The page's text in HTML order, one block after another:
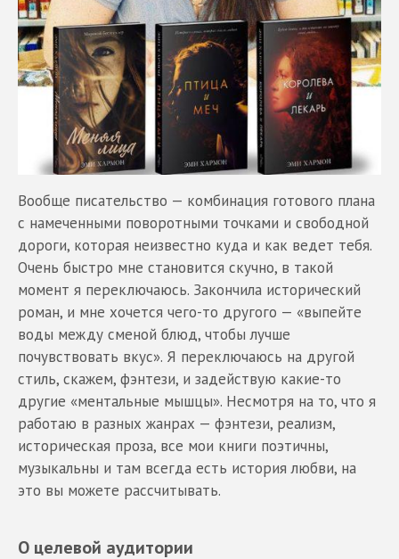
Вообще писательство — комбинация готового плана
с намеченными поворотными точками и свободной
дороги, которая неизвестно куда и как ведет тебя.
Очень быстро мне становится скучно, в такой
момент я переключаюсь. Закончила исторический
роман, и мне хочется чего-то другого — «выпейте
воды между сменой блюд, чтобы лучше
почувствовать вкус». Я переключаюсь на другой
стиль, скажем, фэнтези, и задействую какие-то
другие «ментальные мышцы». Несмотря на то, что я
работаю в разных жанрах — фэнтези, реализм,
историческая проза, все мои книги поэтичны,
музыкальны и там всегда есть история любви, на
это вы можете рассчитывать.
О целевой аудитории